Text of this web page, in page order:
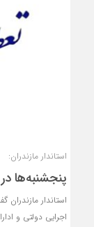
استاندار مازندران:
پنجشنبه‌ها
استاندار
اجرایی دولتی و